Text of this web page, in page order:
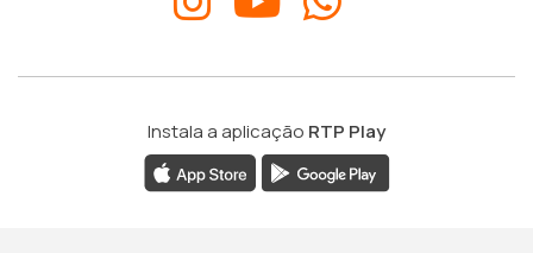
Instala a aplicação RTP Play